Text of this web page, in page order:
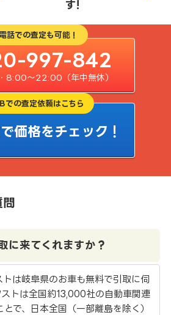
す!
話での査定も可能！
997-842
8:00〜22:00（年中無休）
での査定依頼はこちら
価格をチェック！
に来てくれますか？
トは岐阜県のお車も無料で引取に伺
ストは全国約13,000社の自動車関連
で、日本全国（一部離島を除く）